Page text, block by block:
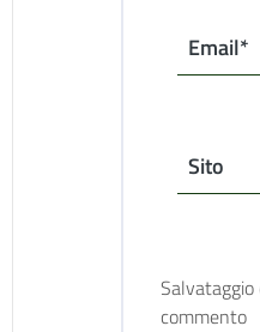
Email*
Sito
Salvataggio
commento